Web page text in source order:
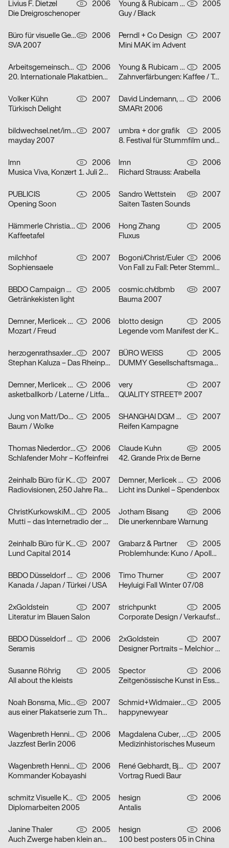
Livius F. Dietzel D
2006
Die Dreigroschenoper
Young & Rubicam GmbH & Co. KG D
2005
Guy / Black
Büro für visuelle Gestaltung: Kreis offen CH
2006
SVA 2007
Perndl + Co Design A
2007
Mini MAK im Advent
Arbeitsgemeinschaft für visuelle und verbale Kommunikation Uwe Loesch D
2006
20. Internationale Plakatbiennale Warschau
Young & Rubicam GmbH & Co. KG D
2005
Zahnverfärbungen: Kaffee / Tee / Zigaretten
Volker Kühn D
2007
Türkisch Delight
David Lindemann, Matthias Wörle D
2006
SMARt 2006
bildwechsel.net/image-shift.net D
2007
mayday 2007
umbra + dor grafik D
2005
8. Festival für Stummfilm und Musik
lmn D
2006
Musica Viva, Konzert 1. Juli 2006
lmn D
2006
Richard Strauss: Arabella
PUBLICIS A
2005
Opening Soon
Sandro Wettstein CH
2007
Saiten Tasten Sounds
Hämmerle Christiane, blotto design D
2006
Kaffeetafel
Hong Zhang D
2005
Fluxus
milchhof D
2007
Sophiensaele
Bogoni/Christ/Euler D
2006
Von Fall zu Fall: Peter Stemmler
BBDO Campaign GmbH Düsseldorf D
2005
Getränkekisten light
cosmic.ch/dbmb CH
2007
Bauma 2007
Demner, Merlicek & Bergmann A
2006
Mozart / Freud
blotto design D
2005
Legende vom Manifest der Kommunistischen Partei
herzogenrathsaxler design D
2007
Stephan Kaluza – Das Rheinprojekt
BÜRO WEISS D
2005
DUMMY Gesellschaftsmagazin – Thema Revolution
Demner, Merlicek & Bergmann A
2006
asketballkorb / Laterne / Litfaßsäule
very D
2007
QUALITY STREET® 2007
Jung von Matt/Donau Werbeagentur GmbH A
2005
Baum / Wolke
SHANGHAI DGM Werbeagentur GmbH & Co. KG D
2007
Reifen Kampagne
Thomas Niederdorfer, Demner, Merlicek & Bergmann A
2006
Schlafender Mohr – Koffeinfrei
Claude Kuhn CH
2005
42. Grande Prix de Berne
2einhalb Büro für Kommunikation, mischen D
2007
Radiovisionen, 250 Jahre Radio
Demner, Merlicek & Bergmann A
2006
Licht ins Dunkel – Spendenbox
ChristKurkowskiMannsSchmidt D
2005
Mutti – das Internetradio der Kunsthochschule Berlin-Weißensee
Jotham Bisang CH
2006
Die unerkennbare Warnung
2einhalb Büro für Kommunikation, Camilla Ander, Anna Norberg D
2007
Lund Capital 2014
Grabarz & Partner D
2005
Problemhunde: Kuno / Apollo / Beverly
BBDO Düsseldorf GmbH D
2006
Kanada / Japan / Türkei / USA
Timo Thurner D
2007
Heyluigi Fall Winter 07/08
2xGoldstein D
2007
Literatur im Blauen Salon
strichpunkt D
2005
Corporate Design / Verkaufsförderung / Text
BBDO Düsseldorf GmbH D
2006
Seramis
2xGoldstein D
2007
Designer Portraits – Melchior Imboden
Susanne Röhrig D
2005
All about the kleists
Spector D
2006
Zeitgenössische Kunst in Essen
Noah Bonsma, Michael Flückiger, Sabrina Tiller CH
2007
aus einer Plakatserie zum Thema Integration
Schmid+Widmaier Design D
2005
happynewyear
Wagenbreth Henning D
2006
Jazzfest Berlin 2006
Magdalena Cuber, Manuel Rigel D
2005
Medizinhistorisches Museum
Wagenbreth Henning D
2006
Kommander Kobayashi
René Gebhardt, Björn Kernspeckt, Sebastian Locke D
2007
Vortrag Ruedi Baur
schmitz Visuelle Kommunikation D
2005
Diplomarbeiten 2005
hesign D
2006
Antalis
Janine Thaler D
2005
Auch Zwerge haben klein angefangen
hesign D
2006
100 best posters 05 in China